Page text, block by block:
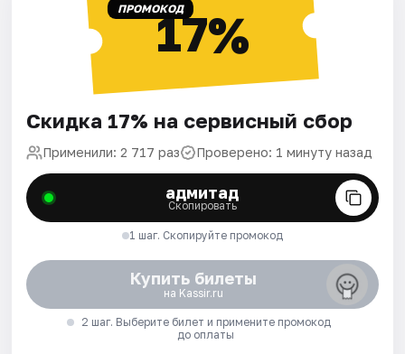
ПРОМОКОД17%
Скидка 17% на сервисный сбор
Применили: 2 717 раз Проверено: 1 минуту назад
адмитад
Скопировать
1 шаг. Скопируйте промокод
Купить билеты
на Kassir.ru
2 шаг. Выберите билет и примените промокод
до оплаты